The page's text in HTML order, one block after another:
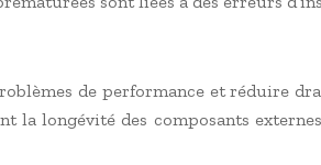
de performance et réduire
la longévité des composants